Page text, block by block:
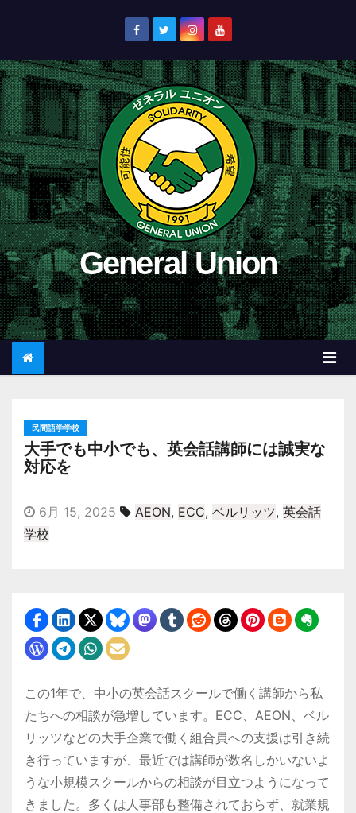
ン
ツ
へ
ス
キ
ッ
プ
General Union
民間語学学校
大手でも中小でも、英会話講師には誠実な
対応を
6月 15, 2025 AEON, ECC, ベルリッツ, 英会話
学校
この1年で、中小の英会話スクールで働く講師から私
たちへの相談が急増しています。ECC、AEON、ベル
リッツなどの大手企業で働く組合員への支援は引き続
き行っていますが、最近では講師が数名しかいないよ
うな小規模スクールからの相談が目立つようになって
きました。多くは人事部も整備されておらず、就業規